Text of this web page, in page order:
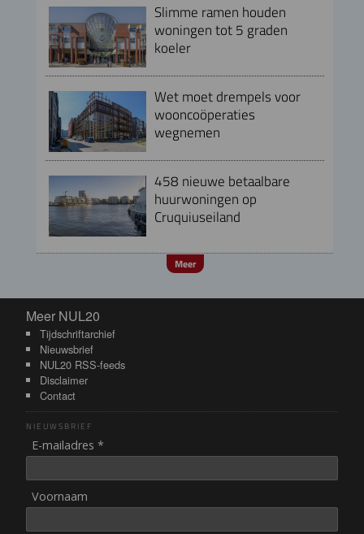
Slimme ramen houden
woningen tot 5 graden
koeler
Wet moet drempels voor
wooncoöperaties
wegnemen
458 nieuwe betaalbare
huurwoningen op
Cruquiuseiland
Meer
Meer NUL20
Meer NUL20
Tijdschriftarchief
Nieuwsbrief
NUL20 RSS-feeds
Disclaimer
Contact
NIEUWSBRIEF
E-mailadres *
Voornaam